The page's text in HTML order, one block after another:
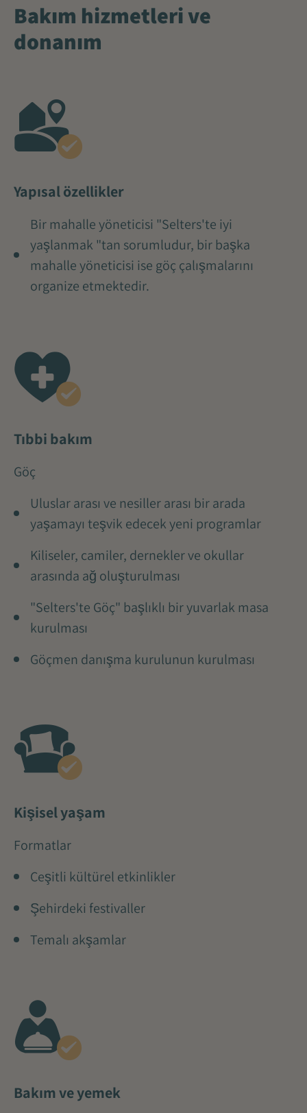
Bakım hizmetleri ve
donanım
Yapısal özellikler
Bir mahalle yöneticisi "Selters'te iyi
yaşlanmak "tan sorumludur, bir başka
mahalle yöneticisi ise göç çalışmalarını
organize etmektedir.
Tıbbi bakım
Göç
Uluslar arası ve nesiller arası bir arada
yaşamayı teşvik edecek yeni programlar
Kiliseler, camiler, dernekler ve okullar
arasında ağ oluşturulması
"Selters'te Göç" başlıklı bir yuvarlak masa
kurulması
Göçmen danışma kurulunun kurulması
Kişisel yaşam
Formatlar
Çeşitli kültürel etkinlikler
Şehirdeki festivaller
Temalı akşamlar
Bakım ve yemek